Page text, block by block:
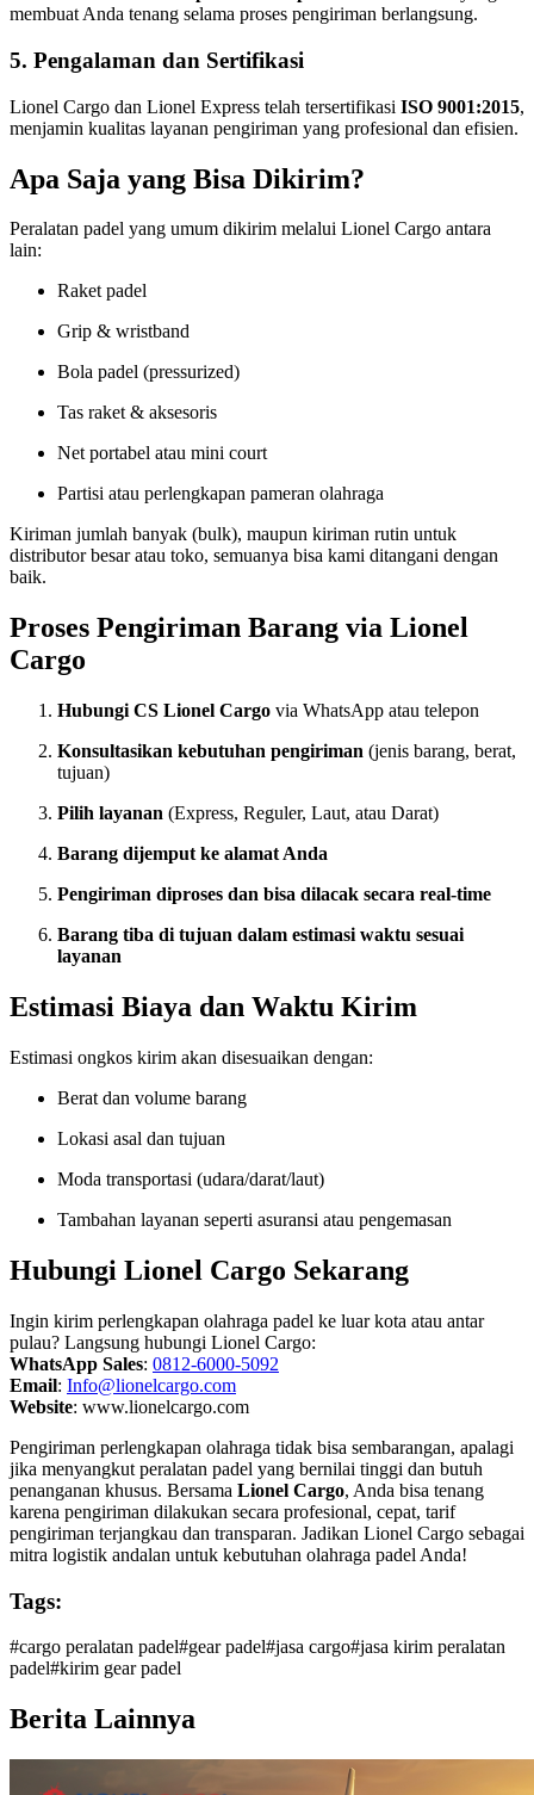
membuat Anda tenang selama proses pengiriman berlangsung.
5. Pengalaman dan Sertifikasi
Lionel Cargo dan Lionel Express telah tersertifikasi ISO 9001:2015,
menjamin kualitas layanan pengiriman yang profesional dan efisien.
Apa Saja yang Bisa Dikirim?
Peralatan padel yang umum dikirim melalui Lionel Cargo antara
lain:
Raket padel
Grip & wristband
Bola padel (pressurized)
Tas raket & aksesoris
Net portabel atau mini court
Partisi atau perlengkapan pameran olahraga
Kiriman jumlah banyak (bulk), maupun kiriman rutin untuk
distributor besar atau toko, semuanya bisa kami ditangani dengan
baik.
Proses Pengiriman Barang via Lionel
Cargo
Hubungi CS Lionel Cargo via WhatsApp atau telepon
Konsultasikan kebutuhan pengiriman (jenis barang, berat,
tujuan)
Pilih layanan (Express, Reguler, Laut, atau Darat)
Barang dijemput ke alamat Anda
Pengiriman diproses dan bisa dilacak secara real-time
Barang tiba di tujuan dalam estimasi waktu sesuai
layanan
Estimasi Biaya dan Waktu Kirim
Estimasi ongkos kirim akan disesuaikan dengan:
Berat dan volume barang
Lokasi asal dan tujuan
Moda transportasi (udara/darat/laut)
Tambahan layanan seperti asuransi atau pengemasan
Hubungi Lionel Cargo Sekarang
Ingin kirim perlengkapan olahraga padel ke luar kota atau antar
pulau? Langsung hubungi Lionel Cargo:
WhatsApp Sales: 0812-6000-5092
Email: Info@lionelcargo.com
Website: www.lionelcargo.com
Pengiriman perlengkapan olahraga tidak bisa sembarangan, apalagi
jika menyangkut peralatan padel yang bernilai tinggi dan butuh
penanganan khusus. Bersama Lionel Cargo, Anda bisa tenang
karena pengiriman dilakukan secara profesional, cepat, tarif
pengiriman terjangkau dan transparan. Jadikan Lionel Cargo sebagai
mitra logistik andalan untuk kebutuhan olahraga padel Anda!
Tags:
#cargo peralatan padel#gear padel#jasa cargo#jasa kirim peralatan
padel#kirim gear padel
Berita Lainnya